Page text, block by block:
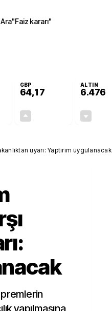
Ara"Faiz kararı"
GBP
64,17
ALTIN
6.476
uyarı: Yaptırım uygulanacak
yapılmasına